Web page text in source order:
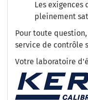
Les exigences
pleinement
Pour toute
service de contrôle
Votre laboratoire